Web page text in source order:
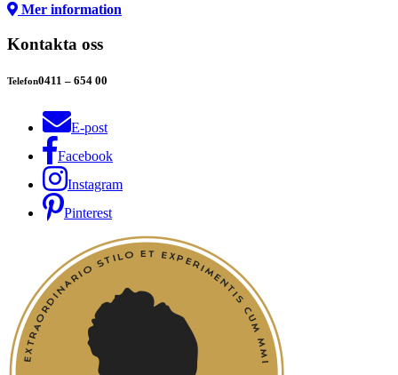
Mer information
Kontakta oss
Telefon0411 – 654 00
E-post
Facebook
Instagram
Pinterest